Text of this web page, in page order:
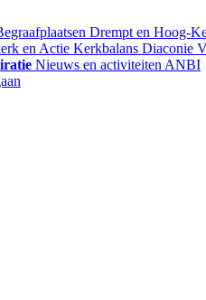
Drempt en Hoog-
en Actie Kerkbalans Diaconie
Nieuws en activiteiten ANBI